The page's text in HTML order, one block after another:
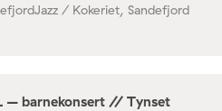
/ Kokeriet, Sandefjord
– barnekonsert // Tynset